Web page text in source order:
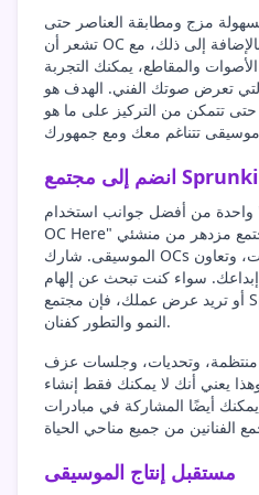
بسهولة مزج ومطابقة العناصر حتى
تشعر أن OC الخاصة بك مناسبة تمامًا. بالإضافة إلى ذلك، مع
والمقاطع، يمكنك التجربة
التي تعرض صوتك الفني. الهدف هو
حتى تتمكن من التركيز على ما هو
انضم إلى مجتمع Sprunki
واحدة من أفضل جوانب استخدام "Sprunki Make Your Own
OC Here" هي الفرصة للتواصل مع مجتمع مزدهر من منشئي
الموسيقى. شارك OCs الخاصة بك، احصل على تعليقات، وتعاون
سواء كنت تبحث عن إلهام
أو تريد عرض عملك، فإن مجتمع Sprunki هو مكان يمكنك فيه
النمو والتطور كفنان.
منتظمة، وتحديات، وجلسات عزف
يعني أنك لا يمكنك فقط إنشاء
أيضًا المشاركة في مبادرات
مستقبل إنتاج الموسيقى